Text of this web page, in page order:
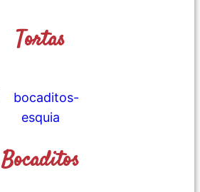
Tortas
Bocaditos